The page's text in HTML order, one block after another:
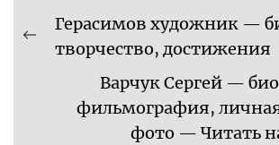
Навигация
по
записям
Предыдущая
Герасимов художник —
творчество, достижения
Варчук Сергей —
фильмография,
фото — Читать